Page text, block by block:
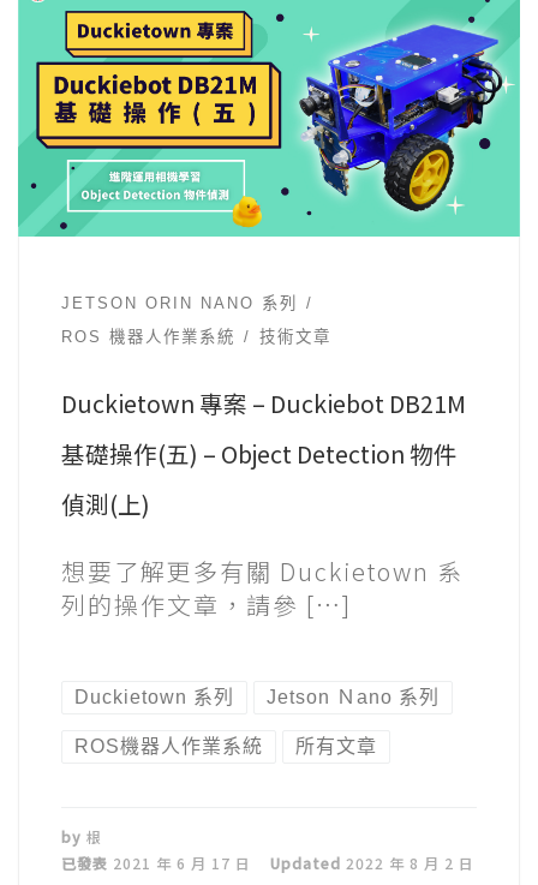
JETSON ORIN NANO 系列
ROS 機器人作業系統
技術文章
Duckietown 專案 – Duckiebot DB21M
基礎操作(五) – Object Detection 物件
偵測(上)
想要了解更多有關 Duckietown 系
列的操作文章，請參 […]
Duckietown 系列 Jetson Ｎano 系列
ROS機器人作業系統 所有文章
by 根
已發表 2021 年 6 月 17 日 Updated 2022 年 8 月 2 日